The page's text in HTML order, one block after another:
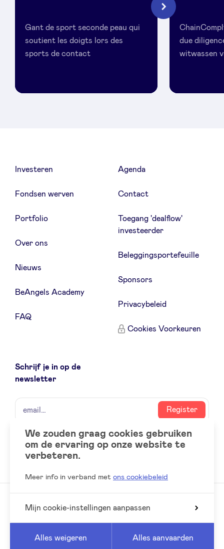
Gant de sport seconde peau qui
soutient les doigts lors des
sports de contact
due
witwassen
Volgende
Investeren
Fondsen werven
Portfolio
Over ons
Nieuws
BeAngels Academy
FAQ
Agenda
Contact
Toegang 'dealflow'
investeerder
Beleggingsportefeuille
Sponsors
Privacybeleid
Cookies Voorkeuren
Schrijf je in op de
newsletter
naam
email
Register
Social
accounts
LinkedIn
© 2026 BeAngels, alle rechten voorbehouden
We zouden graag cookies gebruiken
om de ervaring op onze website te
verbeteren.
Meer info in verband met ons cookiebeleid
Mijn cookie-instellingen aanpassen
Alles weigeren Alles aanvaarden